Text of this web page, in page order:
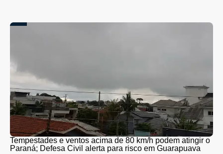
Tempestades e ventos acima de 80 km/h podem atingir o
Paraná; Defesa Civil alerta para risco em Guarapuava